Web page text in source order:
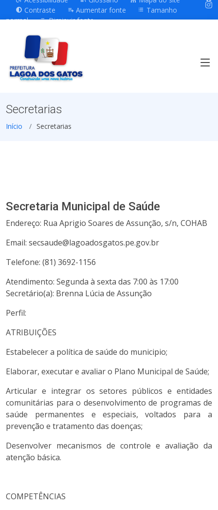
Contraste
Aumentar fonte
Tamanho
normal
Diminuir fonte
Secretarias
Início Secretarias
Secretaria Municipal de Saúde
Endereço: Rua Aprigio Soares de Assunção, s/n, COHAB
Email: secsaude@lagoadosgatos.pe.gov.br
Telefone: (81) 3692-1156
Atendimento: Segunda à sexta das 7:00 às 17:00
Secretário(a): Brenna Lúcia de Assunção
Perfil:
ATRIBUIÇÕES
Estabelecer a política de saúde do municipio;
Elaborar, executar e avaliar o Plano Municipal de Saúde;
Articular e integrar os setores públicos e entidades
comunitárias para o desenvolvimento de programas de
saúde permanentes e especiais, voltados para a
prevenção e tratamento das doenças;
Desenvolver mecanismos de controle e avaliação da
atenção básica.
COMPETÊNCIAS